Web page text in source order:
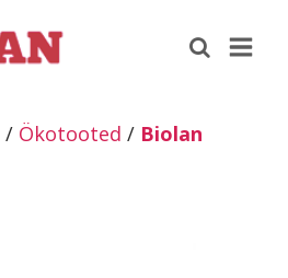
/ Ökotooted / Biolan